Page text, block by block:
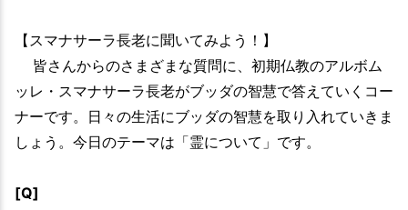
【スマナサーラ長老に聞いてみよう！】
皆さんからのさまざまな質問に、初期仏教のアルボム
ッレ・スマナサーラ長老がブッダの智慧で答えていくコー
ナーです。日々の生活にブッダの智慧を取り入れていきま
しょう。今日のテーマは「霊について」です。
[Q]